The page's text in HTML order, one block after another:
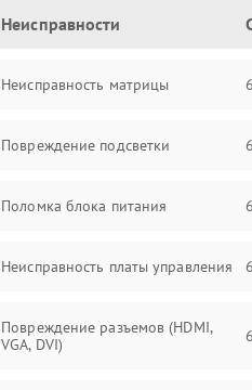
Неисправности
Неисправность матрицы
Повреждение подсветки
Поломка блока питания
Неисправность платы управления
Повреждение разъемов (HDMI,
VGA, DVI)